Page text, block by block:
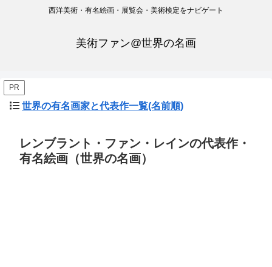
西洋美術・有名絵画・展覧会・美術検定をナビゲート
美術ファン@世界の名画
PR
世界の有名画家と代表作一覧(名前順)
レンブラント・ファン・レインの代表作・
有名絵画（世界の名画）